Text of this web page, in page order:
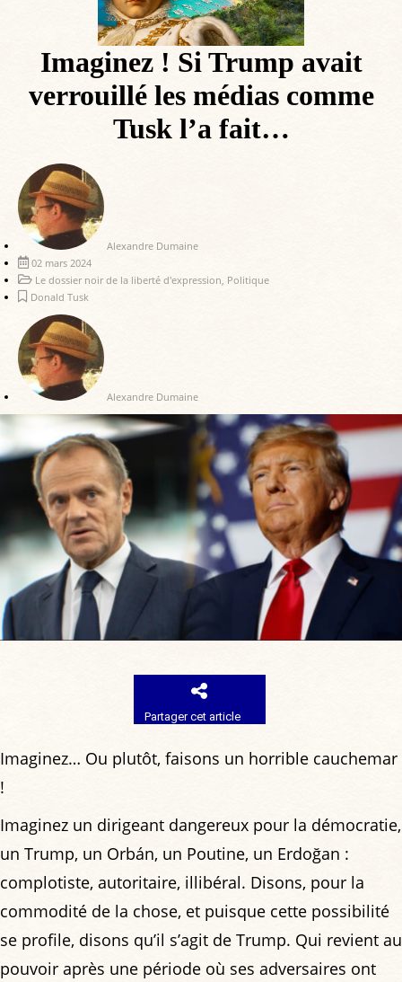
Imaginez ! Si Trump avait
verrouillé les médias comme
Tusk l’a fait…
Alexandre Dumaine
02 mars 2024
Le dossier noir de la liberté d'expression, Politique
Donald Tusk
Alexandre Dumaine
Partager cet article
Imaginez… Ou plutôt, faisons un horrible cauchemar
!
Imaginez un dirigeant dangereux pour la démocratie,
un Trump, un Orbán, un Poutine, un Erdoğan :
complotiste, autoritaire, illibéral. Disons, pour la
commodité de la chose, et puisque cette possibilité
se profile, disons qu’il s’agit de Trump. Qui revient au
pouvoir après une période où ses adversaires ont